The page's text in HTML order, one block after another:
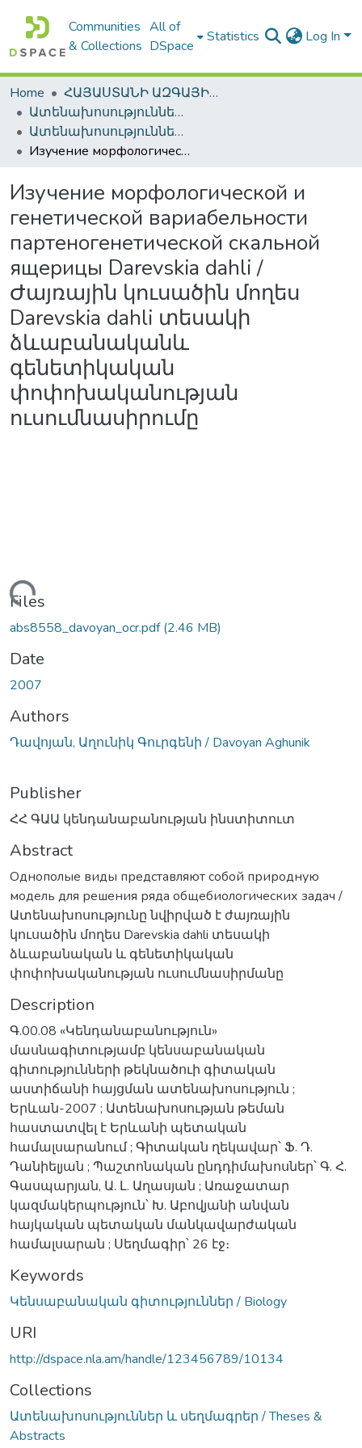
Communities
& Collections
All of
DSpace
Statistics Log In
Home
ՀԱՅԱՍՏԱՆԻ ԱԶԳԱՅԻՆ ԳՐԱԴԱՐԱՆԻ ԹՎԱՅԻՆ ՊԱՀՈՑ / DIGITAL REPOSITORY OF NLA
Ատենախոսություններ և սեղմագրեր / Theses & Abstracts
Ատենախոսություններ և սեղմագրեր / Theses & Abstracts
Изучение морфологической и генетической вариабельности партеногенетической скальной ящерицы Darevskia dahli / Ժայռային կուսածին մողես Darevskia dahli տեսակի ձևաբանականև գենետիկական փոփոխականության ուսումնասիրումը
Изучение морфологической и
генетической вариабельности
партеногенетической скальной
ящерицы Darevskia dahli /
Ժայռային կուսածին մողես
Darevskia dahli տեսակի
ձևաբանականև
գենետիկական
փոփոխականության
ուսումնասիրումը
Files
abs8558_davoyan_ocr.pdf(2.46 MB)
Date
2007
Authors
Դավոյան, Աղունիկ Գուրգենի / Davoyan Aghunik
Publisher
ՀՀ ԳԱԱ կենդանաբանության ինստիտուտ
Abstract
Однополые виды представляют собой природную
модель для решения ряда общебиологических задач /
Ատենախոսությունը նվիրված է ժայռային
կուսածին մողես Darevskia dahli տեսակի
ձևաբանական և գենետիկական
փոփոխականության ուսումնասիրմանը
Description
Գ.00.08 «Կենդանաբանություն»
մասնագիտությամբ կենսաբանական
գիտությունների թեկնածուի գիտական
աստիճանի հայցման ատենախոսություն ;
Երևան-2007 ; Ատենախոսության թեման
հաստատվել է Երևանի պետական
համալսարանում ; Գիտական ղեկավար՝ Ֆ. Դ.
Դանիելյան ; Պաշտոնական ընդդիմախոսներ՝ Գ. Հ.
Գասպարյան, Ա. Լ. Աղասյան ; Առաջատար
կազմակերպություն՝ Խ. Աբովյանի անվան
հայկական պետական մանկավարժական
համալսարան ; Սեղմագիր՝ 26 էջ։
Keywords
Կենսաբանական գիտություններ / Biology
URI
http://dspace.nla.am/handle/123456789/10134
Collections
Ատենախոսություններ և սեղմագրեր / Theses &
Abstracts